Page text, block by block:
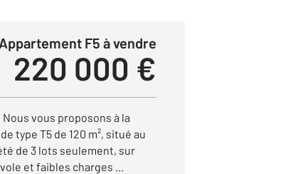
Appartement F5 à vendre
220 000 €
Nous vous proposons à la
type T5 de 120 m², situé au
de 3 lots seulement, sur
et faibles charges ...